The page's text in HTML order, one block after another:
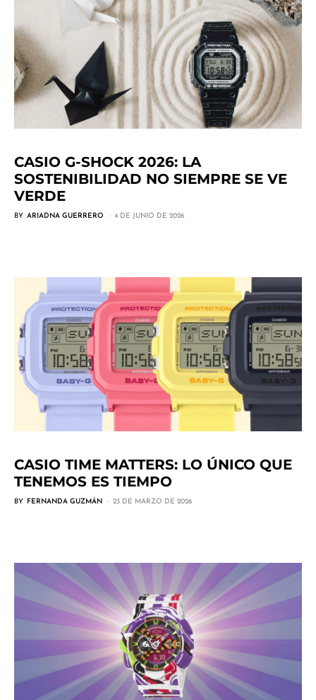
CASIO G-SHOCK 2026: LA
SOSTENIBILIDAD NO SIEMPRE SE VE
VERDE
BY ARIADNA GUERRERO 4 DE JUNIO DE 2026
CASIO TIME MATTERS: LO ÚNICO QUE
TENEMOS ES TIEMPO
BY FERNANDA GUZMÁN 23 DE MARZO DE 2026